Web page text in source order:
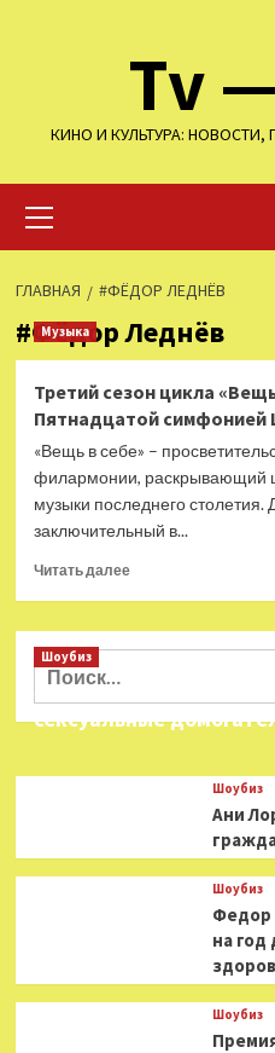
Tv
КИНО И КУЛЬТУРА:
меню
ГЛАВНАЯ #ФЁДОР ЛЕДНЁВ
#Фёдор Леднёв
Музыка
Третий сезон цикла
Пятнадцатой симфонией
«Вещь в себе» –
филармонии, раскрывающий
музыки последнего столетия.
заключительный в...
Читать далееПрочитать
Третий
«Вещь
в
завершится
Пятнадцатой
Шостаковича
Найти:
Шоубиз
Звезда «Игры в
сексуальные
Шоубиз
Ани
Шоубиз
Федор
на год
Шоубиз